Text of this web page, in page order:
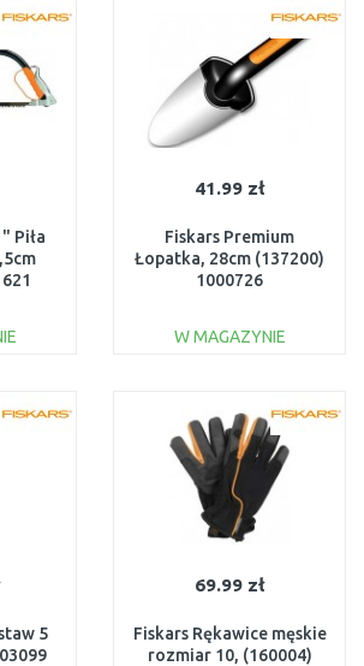
Do porównania
Piła
41.99 zł
Fiskars Premium
Łopatka, 28cm (137200)
1000726
W MAGAZYNIE
Do porównania
5
69.99 zł
Fiskars Rękawice męskie
rozmiar 10, (160004)